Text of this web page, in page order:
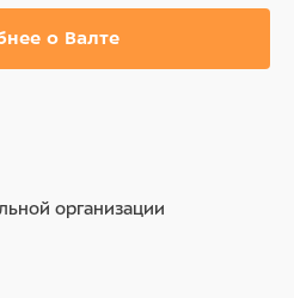
о Валте
организации